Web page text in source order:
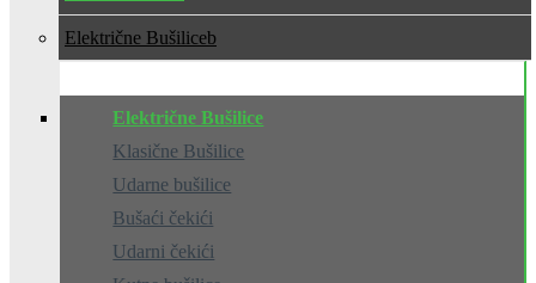
Električne Bušilice
Električne Bušilice
Klasične Bušilice
Udarne bušilice
Bušaći čekići
Udarni čekići